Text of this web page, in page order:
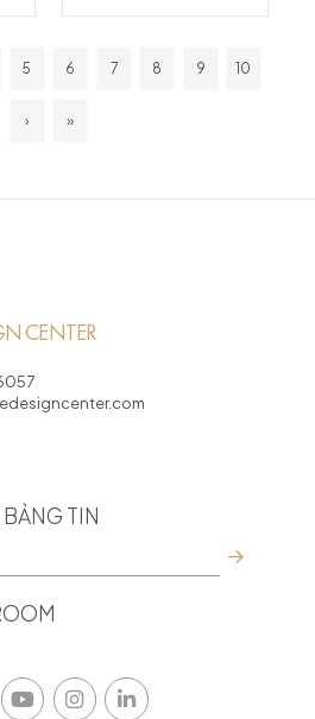
5 6 7 8 9 10
› »
CENTER
TIN